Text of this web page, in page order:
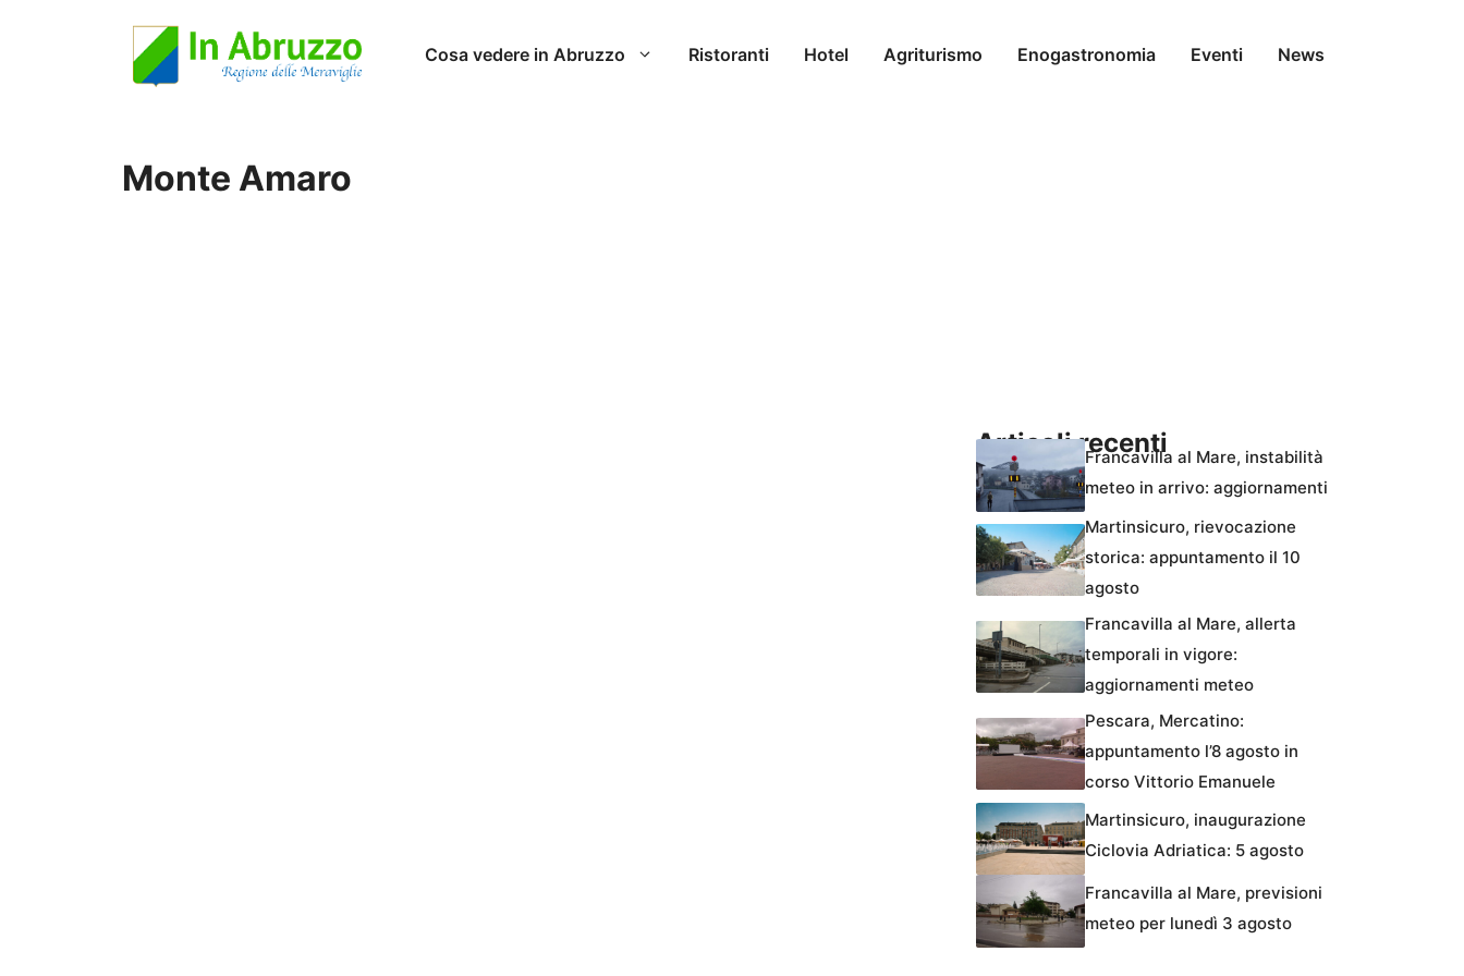
Cosa vedere in Abruzzo Ristoranti Hotel Agriturismo Enogastronomia Eventi News
Monte Amaro
Articoli recentiFrancavilla al Mare, instabilità
meteo in arrivo: aggiornamenti
Martinsicuro, rievocazione
storica: appuntamento il 10
agosto
Francavilla al Mare, allerta
temporali in vigore:
aggiornamenti meteo
Pescara, Mercatino:
appuntamento l’8 agosto in
corso Vittorio Emanuele
Martinsicuro, inaugurazione
Ciclovia Adriatica: 5 agosto
Francavilla al Mare, previsioni
meteo per lunedì 3 agosto